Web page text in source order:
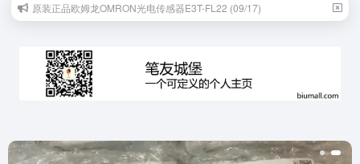
原装正品欧姆龙OMRON光电传感器E3T-FL22 (09/17)